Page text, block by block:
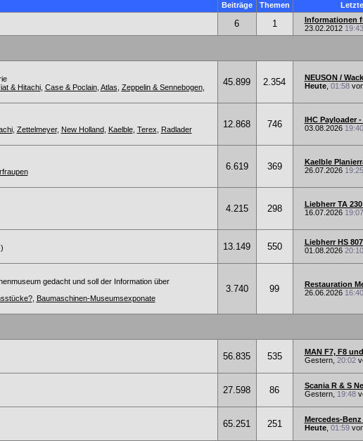
Beiträge Themen
6 1
Informationen
23.02.2012 19:43
& Hitachi, Case & Poclain, Atlas Zeppelin & Sennebogen,
45.899 2.354
NEUSON /
Heute, 01:58
, Zettelmeyer, New Holland, Kaelble, Terex
Radlader
12.868 746
IHC Payloader
03.08.2026 19:40
6.619 369
Kaelble
26.07.2026 19:25
4.215 298
Liebherr TA
16.07.2026 19:07
13.149 550
Liebherr HS
01.08.2026 20:10
gedacht und soll der Information über
, Baumaschinen-Museumsexponate
3.740 99
Restauration
26.06.2026 16:40
56.835 535
MAN F7, F8
Gestern, 20:02
27.598 86
Scania R & S
Gestern, 19:48
65.251 251
Mercedes-
Heute, 01:59